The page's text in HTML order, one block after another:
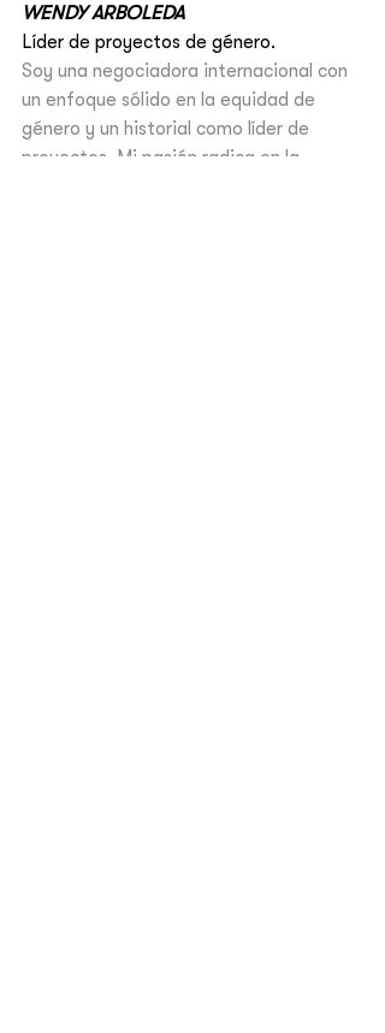
WENDY ARBOLEDA
Líder de proyectos de género.
Soy una negociadora internacional con
un enfoque sólido en la equidad de
género y un historial como líder de
proyectos. Mi pasión radica en la